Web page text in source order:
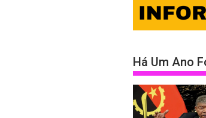
Há Um Ano